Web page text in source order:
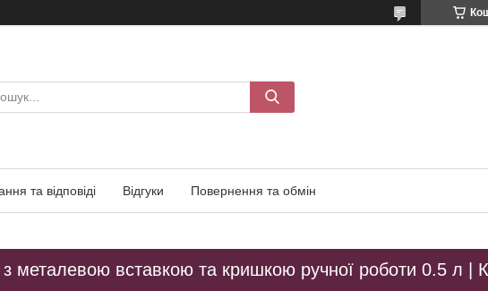
та відповіді Відгуки Повернення та обмін
металевою вставкою та кришкою ручної роботи 0.5 л |